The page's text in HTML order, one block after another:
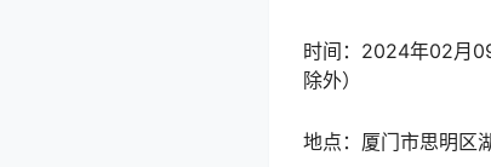
时间：2024年02月
除外）
地点：厦门市思明区